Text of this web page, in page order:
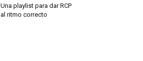
Una playlist para dar RCP
al ritmo correcto